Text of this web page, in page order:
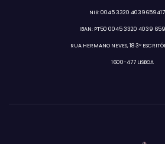
NIB: 0045 3320
IBAN: PT50 0045 3320 4039
RUA HERMANO NEVES, 18 3º
1600-477 LISBOA